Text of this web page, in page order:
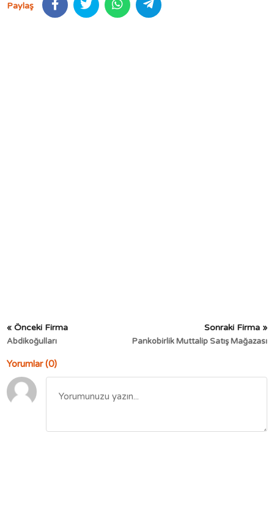
Paylaş
« Önceki Firma
Abdikoğulları
Sonraki Firma »
Pankobirlik Muttalip Satış Mağazası
Yorumlar (0)